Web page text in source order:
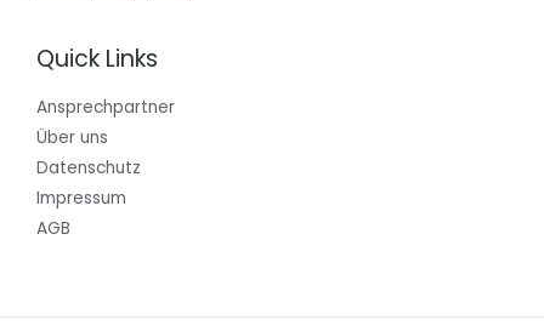
Quick Links
Ansprechpartner
Über uns
Datenschutz
Impressum
AGB